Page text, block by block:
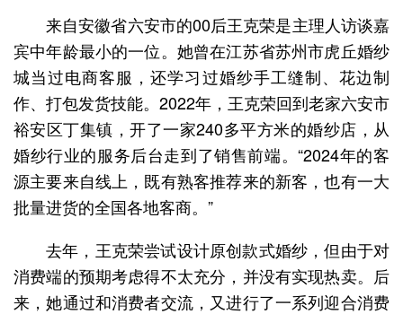
来自安徽省六安市的00后王克荣是主理人访谈嘉
宾中年龄最小的一位。她曾在江苏省苏州市虎丘婚纱
城当过电商客服，还学习过婚纱手工缝制、花边制
作、打包发货技能。2022年，王克荣回到老家六安市
裕安区丁集镇，开了一家240多平方米的婚纱店，从
婚纱行业的服务后台走到了销售前端。“2024年的客
源主要来自线上，既有熟客推荐来的新客，也有一大
批量进货的全国各地客商。”
去年，王克荣尝试设计原创款式婚纱，但由于对
消费端的预期考虑得不太充分，并没有实现热卖。后
来，她通过和消费者交流，又进行了一系列迎合消费